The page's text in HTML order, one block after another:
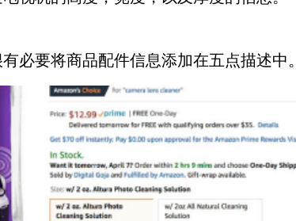
必要将商品配件信息添加在五点描述中。